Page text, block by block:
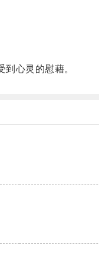
心灵的慰藉。